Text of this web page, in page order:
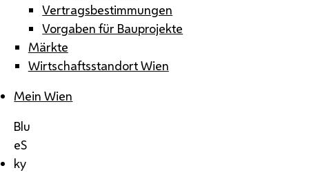
Vertragsbestimmungen
Vorgaben für Bauprojekte
Märkte
Wirtschaftsstandort Wien
Mein Wien
Blu
eS
ky